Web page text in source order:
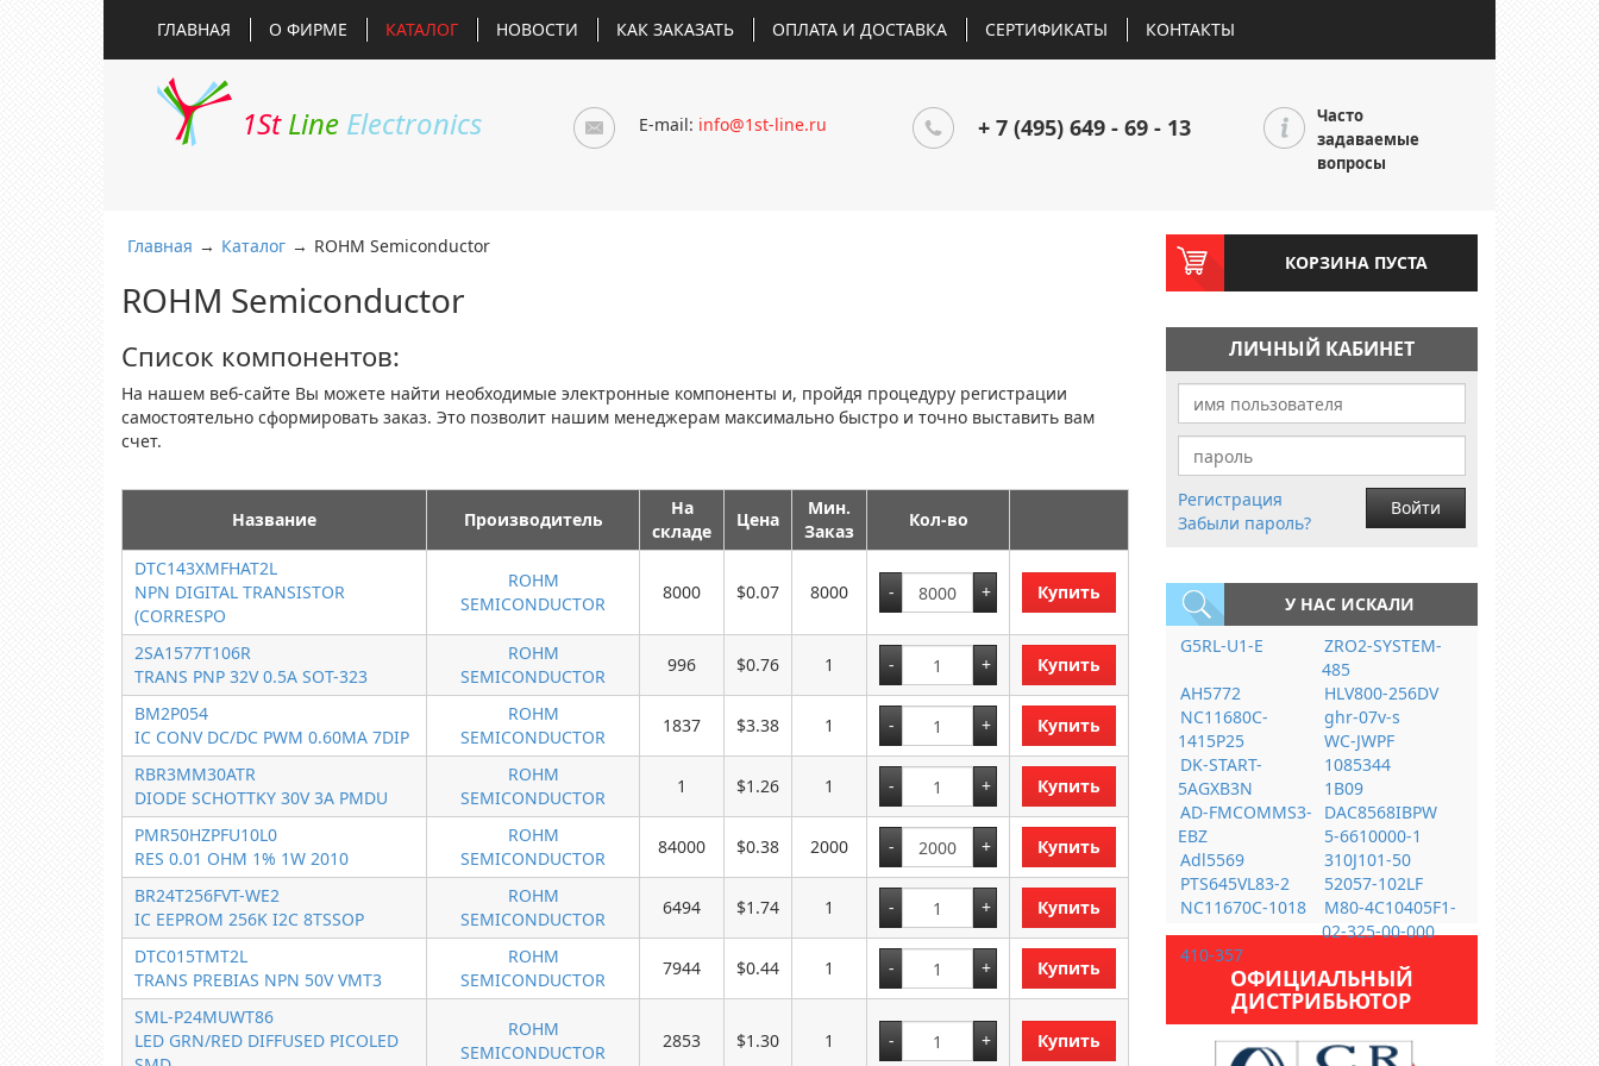
ГЛАВНАЯ О ФИРМЕ КАТАЛОГ НОВОСТИ КАК ЗАКАЗАТЬ ОПЛАТА И ДОСТАВКА СЕРТИФИКАТЫ КОНТАКТЫ
1St Line Electronics E-mail: info@1st-line.ru + 7 (495) 649 - 69 - 13
Часто
задаваемые
вопросы
Главная → Каталог → ROHM Semiconductor
ROHM Semiconductor
Список компонентов:
На нашем веб-сайте Вы можете найти необходимые электронные компоненты и, пройдя процедуру регистрации
самостоятельно сформировать заказ. Это позволит нашим менеджерам максимально быстро и точно выставить вам
счет.
Название Производитель
На
складе
Цена
Мин.
Заказ
Кол-во
DTC143XMFHAT2L
NPN DIGITAL TRANSISTOR
(CORRESPO
ROHM
SEMICONDUCTOR
8000 $0.07 8000 Купить
2SA1577T106R
TRANS PNP 32V 0.5A SOT-323
ROHM
SEMICONDUCTOR
996 $0.76 1 Купить
BM2P054
IC CONV DC/DC PWM 0.60MA 7DIP
ROHM
SEMICONDUCTOR
1837 $3.38 1 Купить
RBR3MM30ATR
DIODE SCHOTTKY 30V 3A PMDU
ROHM
SEMICONDUCTOR
1 $1.26 1 Купить
PMR50HZPFU10L0
RES 0.01 OHM 1% 1W 2010
ROHM
SEMICONDUCTOR
84000 $0.38 2000 Купить
BR24T256FVT-WE2
IC EEPROM 256K I2C 8TSSOP
ROHM
SEMICONDUCTOR
6494 $1.74 1 Купить
DTC015TMT2L
TRANS PREBIAS NPN 50V VMT3
ROHM
SEMICONDUCTOR
7944 $0.44 1 Купить
SML-P24MUWT86
LED GRN/RED DIFFUSED PICOLED
ROHM
SEMICONDUCTOR
2853 $1.30 1 Купить
КОРЗИНА ПУСТА
ЛИЧНЫЙ КАБИНЕТ
Регистрация
Забыли пароль?
Войти
У НАС ИСКАЛИ
G5RL-U1-E
ZRO2-SYSTEM-
485
AH5772
HLV800-256DV
NC11680C-
1415P25
ghr-07v-s
WC-JWPF
DK-START-
5AGXB3N
1085344
1B09
AD-FMCOMMS3-
EBZ
DAC8568IBPW
5-6610000-1
Adl5569
310J101-50
PTS645VL83-2
52057-102LF
NC11670C-1018
M80-4C10405F1-
02-325-00-000
410-357
ОФИЦИАЛЬНЫЙ
ДИСТРИБЬЮТОР